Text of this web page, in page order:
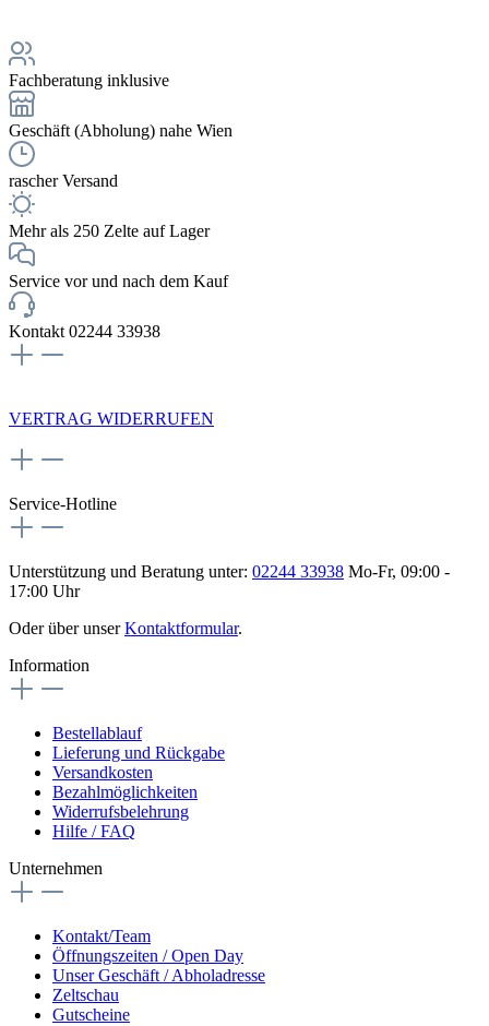
Fachberatung inklusive
Geschäft (Abholung) nahe Wien
rascher Versand
Mehr als 250 Zelte auf Lager
Service vor und nach dem Kauf
Kontakt 02244 33938
VERTRAG WIDERRUFEN
Service-Hotline
Unterstützung und Beratung unter: 02244 33938 Mo-Fr, 09:00 -
17:00 Uhr
Oder über unserKontaktformular.
Information
Bestellablauf
Lieferung und Rückgabe
Versandkosten
Bezahlmöglichkeiten
Widerrufsbelehrung
Hilfe / FAQ
Unternehmen
Kontakt/Team
Öffnungszeiten / Open Day
Unser Geschäft / Abholadresse
Zeltschau
Gutscheine